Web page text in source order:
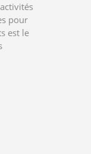
pour
est le